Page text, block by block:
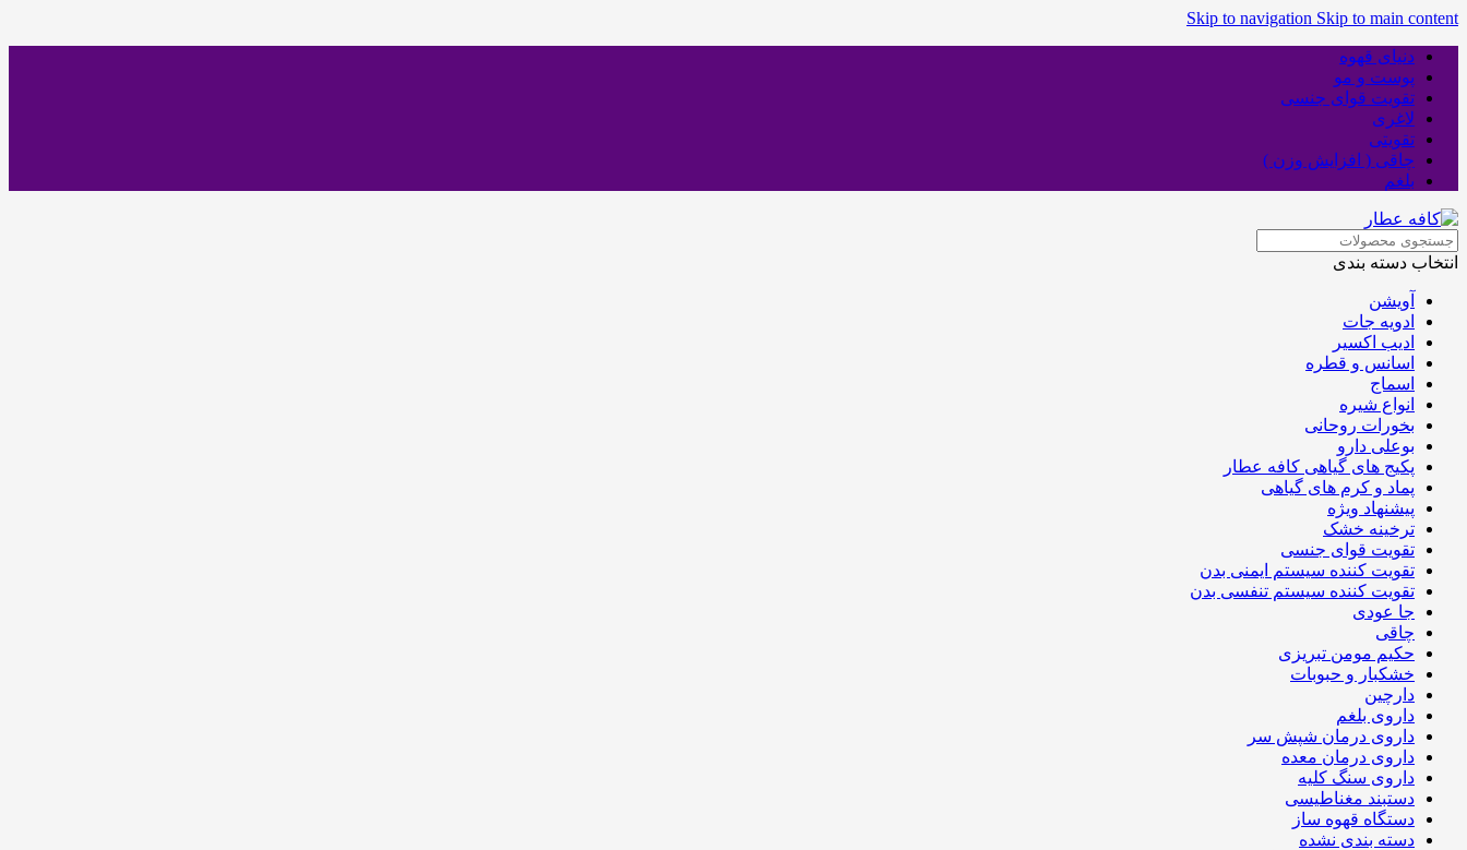
Skip to navigation Skip to main content
دنیای قهوه
پوست و مو
تقویت قوای جنسی
لاغری
تقویتی
چاقی ( افزایش وزن )
بلغم
انتخاب دسته بندی
آویشن
ادویه جات
ادیب اکسیر
اسانس و قطره
اسماج
انواع شیره
بخورات روحانی
بوعلی دارو
پکیج های گیاهی کافه عطار
پماد و کرم های گیاهی
پیشنهاد ویژه
ترخینه خشک
تقویت قوای جنسی
تقویت کننده سیستم ایمنی بدن
تقویت کننده سیستم تنفسی بدن
جا عودی
چاقی
حکیم مومن تبریزی
خشکبار و حبوبات
دارچین
داروی بلغم
داروی درمان شپش سر
داروی درمان معده
داروی سنگ کلیه
دستبند مغناطیسی
دستگاه قهوه ساز
دسته بندی نشده